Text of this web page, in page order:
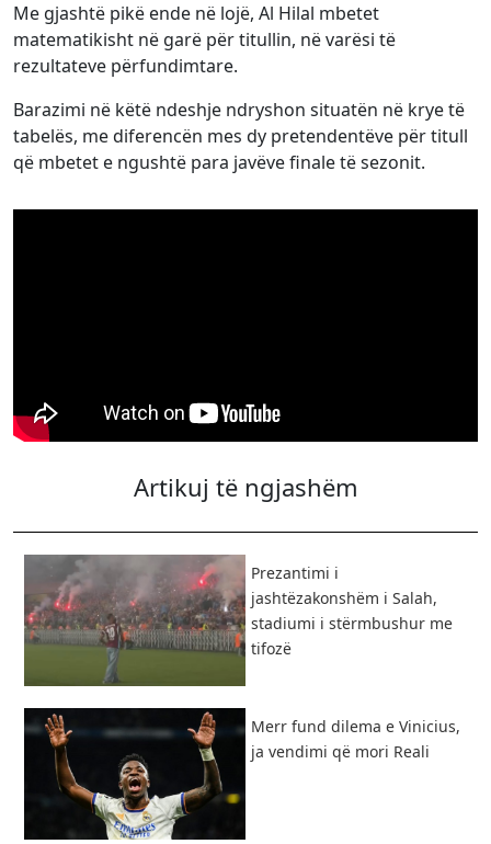
Me gjashtë pikë ende në lojë, Al Hilal mbetet
matematikisht në garë për titullin, në varësi të
rezultateve përfundimtare.
Barazimi në këtë ndeshje ndryshon situatën në krye të
tabelës, me diferencën mes dy pretendentëve për titull
që mbetet e ngushtë para javëve finale të sezonit.
Artikuj të ngjashëm
Prezantimi i
jashtëzakonshëm i Salah,
stadiumi i stërmbushur me
tifozë
Merr fund dilema e Vinicius,
ja vendimi që mori Reali